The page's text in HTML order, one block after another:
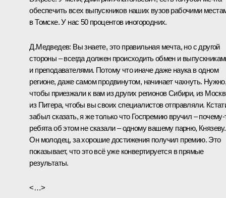
обеспечить всех выпускников наших вузов рабочими
в Томске. У нас 50 процентов иногородних.
Д.Медведев: Вы знаете, это правильная мечта, но с другой
стороны – всегда должен происходить обмен и
и преподавателями. Потому что иначе даже наука в одном
регионе, даже самом продвинутом, начинает чахнуть.
чтобы приезжали к вам из других регионов Сибири, из
из Питера, чтобы вы своих специалистов отправляли.
забыл сказать, я же только что Госпремию вручил –
ребята об этом не сказали – одному вашему парню, Князеву.
Он молодец, за хорошие достижения получил премию. Это
показывает, что это всё уже конвертируется в прямые
результаты.
<…>